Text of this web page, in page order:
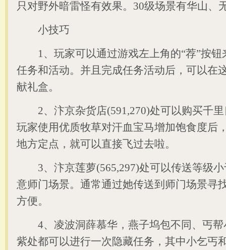
只对野外暗雷怪有效果。30级场景有华山、
小技巧
1、玩家可以通过游戏左上角的“荐”按钮
任务和活动。并且完成任务活动后，可以在
献礼盒。
2、汴京杂货店(591,270)处可以购买千里
玩家使用优质牧草对汗血宝马增加饱食度后
地方定点，就可以直接飞过去啦。
3、汴京莲萝(565,297)处可以传送等级小
意师门场景。通常通过她传送到师门场景寻
方便。
4、凌波洞薛慕华，燕子坞包不同、丐帮
紫处都可以进行一次隐藏任务，其中小乞丐